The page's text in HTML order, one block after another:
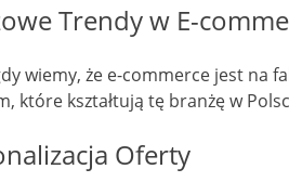
Trendy w E-
wiemy, że e-commerce jest na
które kształtują tę branżę w
Oferty